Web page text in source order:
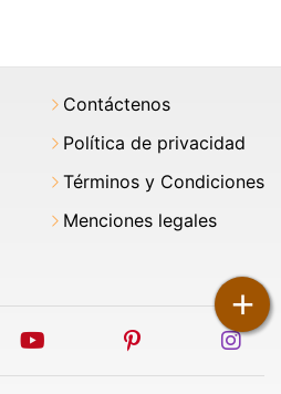
+
Contáctenos
Política de privacidad
Términos y Condiciones
Menciones legales
youtube pinterest